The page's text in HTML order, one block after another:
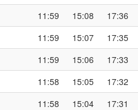
11:59 15:08 17:36
11:59 15:07 17:35
11:59 15:06 17:33
11:58 15:05 17:32
11:58 15:04 17:31